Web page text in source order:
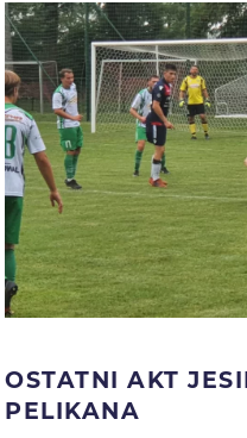
OSTATNI AKT
PELIKANA